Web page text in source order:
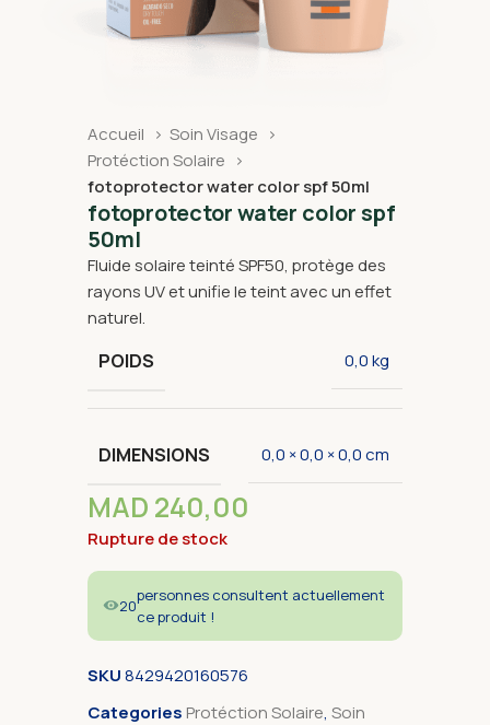
Accueil
Soin Visage
Protéction Solaire
fotoprotector water color spf 50ml
fotoprotector water color spf
50ml
Fluide solaire teinté SPF50, protège des
rayons UV et unifie le teint avec un effet
naturel.
POIDS 0,0 kg
DIMENSIONS 0,0 × 0,0 × 0,0 cm
MAD 240,00
Rupture de stock
20
personnes consultent actuellement
ce produit !
SKU8429420160576
Categories Protéction Solaire, Soin